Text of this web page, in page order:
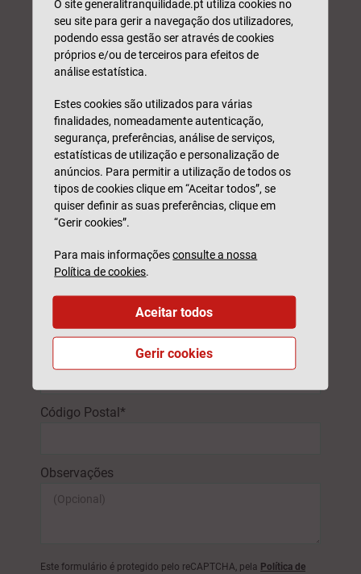
Nome*
Email*
N.º Telefone*
Código Postal*
Observações
Este formulário é protegido pelo reCAPTCHA, pela Política de
O site generalitranquilidade.pt utiliza cookies no
seu site para gerir a navegação dos utilizadores,
podendo essa gestão ser através de cookies
próprios e/ou de terceiros para efeitos de
análise estatística.
Estes cookies são utilizados para várias
finalidades, nomeadamente autenticação,
segurança, preferências, análise de serviços,
estatísticas de utilização e personalização de
anúncios. Para permitir a utilização de todos os
tipos de cookies clique em “Aceitar todos”, se
quiser definir as suas preferências, clique em
“Gerir cookies”.
Para mais informaçõesconsulte a nossa
Política de cookies.
Gerir cookies
Aceitar todos